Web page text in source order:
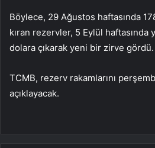
Böylece, 29 Ağustos haftasında
kıran rezervler, 5 Eylül haftasında
dolara çıkarak yeni bir zirve gördü.
TCMB, rezerv rakamlarını
açıklayacak.